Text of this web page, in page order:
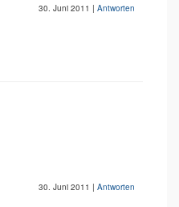
30. Juni 2011 | Antworten
30. Juni 2011 | Antworten